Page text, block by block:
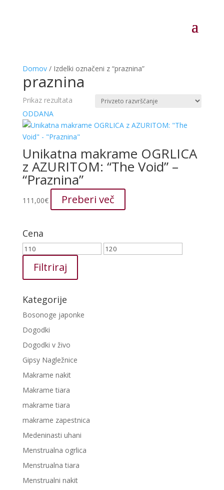
Domov/ Izdelki označeni z “praznina”
praznina
Prikaz rezultata
ODDANA
Unikatna makrame OGRLICA
z AZURITOM: “The Void” –
“Praznina”
111,00€ Preberi več
Cena
Min
Max
Filtriraj
Kategorije
Bosonoge japonke
Dogodki
Dogodki v živo
Gipsy Nagležnice
Makrame nakit
Makrame tiara
makrame tiara
makrame zapestnica
Medeninasti uhani
Menstrualna ogrlica
Menstrualna tiara
Menstrualni nakit